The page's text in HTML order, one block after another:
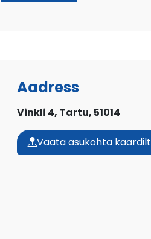
Aadress
Vinkli 4, Tartu, 51014
Vaata asukohta kaardilt